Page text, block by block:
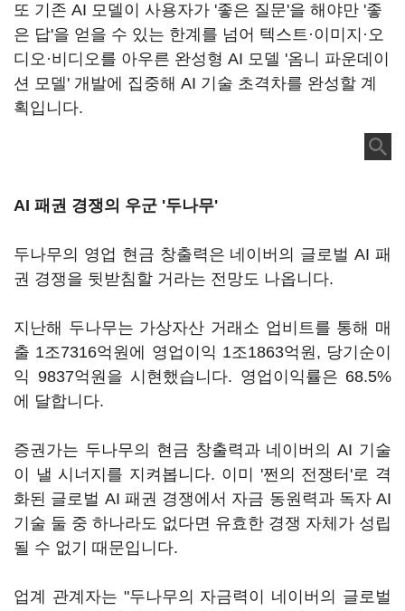
또 기존 AI 모델이 사용자가 '좋은 질문'을 해야만 '좋
은 답'을 얻을 수 있는 한계를 넘어 텍스트·이미지·오
디오·비디오를 아우른 완성형 AI 모델 '옴니 파운데이
션 모델' 개발에 집중해 AI 기술 초격차를 완성할 계
획입니다.
AI 패권 경쟁의 우군 '두나무'
두나무의 영업 현금 창출력은 네이버의 글로벌 AI 패
권 경쟁을 뒷받침할 거라는 전망도 나옵니다.
지난해 두나무는 가상자산 거래소 업비트를 통해 매
출 1조7316억원에 영업이익 1조1863억원, 당기순이
익 9837억원을 시현했습니다. 영업이익률은 68.5%
에 달합니다.
증권가는 두나무의 현금 창출력과 네이버의 AI 기술
이 낼 시너지를 지켜봅니다. 이미 '쩐의 전쟁터'로 격
화된 글로벌 AI 패권 경쟁에서 자금 동원력과 독자 AI
기술 둘 중 하나라도 없다면 유효한 경쟁 자체가 성립
될 수 없기 때문입니다.
업계 관계자는 "두나무의 자금력이 네이버의 글로벌